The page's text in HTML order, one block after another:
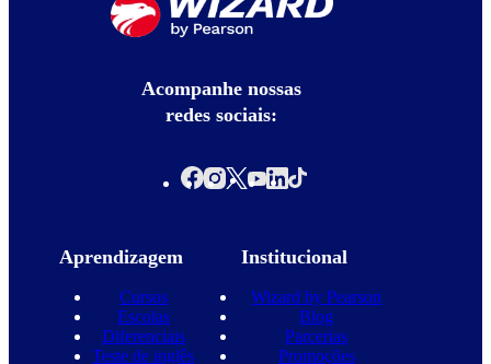
Acompanhe nossas
redes sociais:
Aprendizagem
Cursos
Escolas
Diferenciais
Teste de inglês
Institucional
Wizard by Pearson
Blog
Parcerias
Promoções